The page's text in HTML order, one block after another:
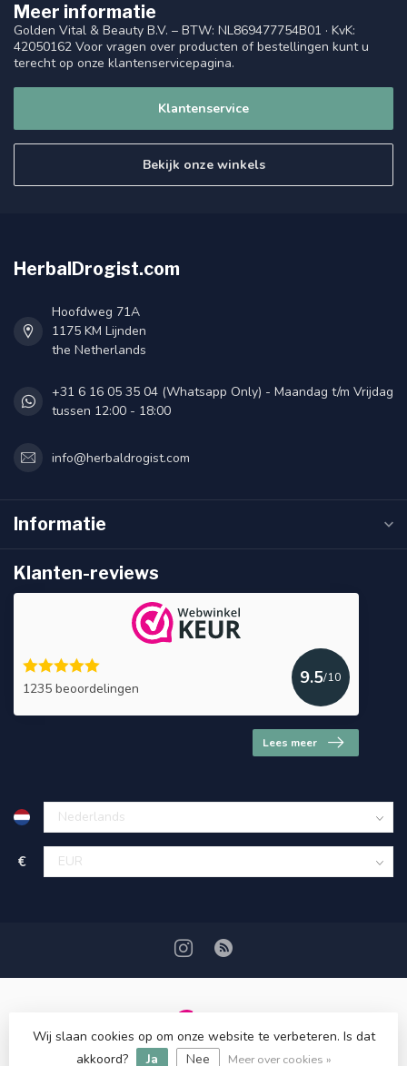
Meer informatie
Golden Vital & Beauty B.V. – BTW: NL869477754B01 · KvK:
42050162 Voor vragen over producten of bestellingen kunt u
terecht op onze klantenservicepagina.
Klantenservice
Bekijk onze winkels
HerbalDrogist.com
Hoofdweg 71A
1175 KM Lijnden
the Netherlands
+31 6 16 05 35 04 (Whatsapp Only) - Maandag t/m Vrijdag
tussen 12:00 - 18:00
info@herbaldrogist.com
Informatie
Klanten-reviews
1235 beoordelingen
9.5/10
Lees meer
€
© Copyright 2026 HerbalDrogist.com
Wij slaan cookies op om onze website te verbeteren. Is dat
akkoord?
Ja Nee Meer over cookies »